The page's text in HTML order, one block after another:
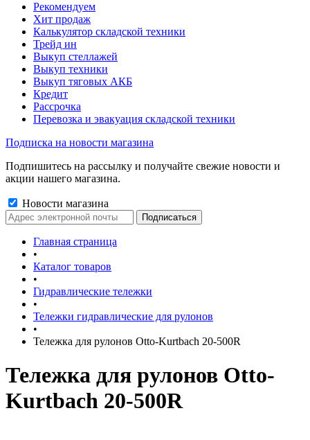
Рекомендуем
Хит продаж
Калькулятор складской техники
Трейд ин
Выкуп стеллажей
Выкуп техники
Выкуп тяговых АКБ
Кредит
Рассрочка
Перевозка и эвакуация складской техники
Подписка на новости магазина
Подпишитесь на рассылку и получайте свежие новости и
акции нашего магазина.
Новости магазина
Главная страница
•
Каталог товаров
•
Гидравлические тележки
•
Тележки гидравлические для рулонов
•
Тележка для рулонов Otto-Kurtbach 20-500R
Тележка для рулонов Otto-
Kurtbach 20-500R